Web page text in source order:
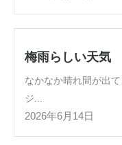
梅雨らしい天気
なかなか晴れ間が出
ジ...
2026年6月14日